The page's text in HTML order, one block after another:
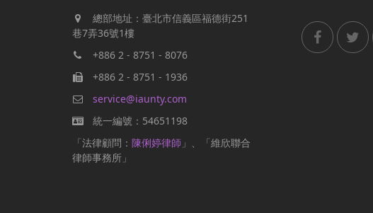
總部地址：臺北市信義區福德街251
巷7弄36號1樓
+886 2 - 8751 - 8076
+886 2 - 8751 - 1936
service@iaunty.com
統一編號：54651198
「法律顧問： 陳俐婷律師 」、「維欣聯合
律師事務所」